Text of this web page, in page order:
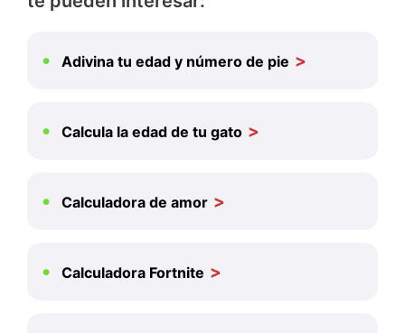
Adivina tu edad y número de pie
Calcula la edad de tu gato
Calculadora de amor
Calculadora Fortnite